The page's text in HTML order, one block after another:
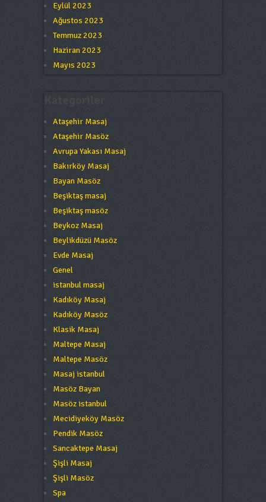
Eylül 2023
Ağustos 2023
Temmuz 2023
Haziran 2023
Mayıs 2023
Ataşehir Masaj
Ataşehir Masöz
Avrupa Yakası Masaj
Bakırköy Masaj
Bayan Masöz
Beşiktaş masaj
Beşiktaş masöz
Beykoz Masaj
Beylikdüzü Masöz
Evde Masaj
Genel
istanbul masaj
Kadıköy Masaj
Kadıköy Masöz
Klasik Masaj
Maltepe Masaj
Maltepe Masöz
Masaj istanbul
Masöz Bayan
Masöz istanbul
Mecidiyeköy Masöz
Pendik Masöz
Sancaktepe Masaj
Şişli Masaj
Şişli Masöz
Spa